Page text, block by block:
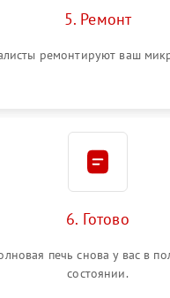
5. Ремонт
ремонтируют ваш
6. Готово
печь снова у вас в
состоянии.